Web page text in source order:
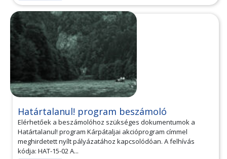
Határtalanul! program beszámoló
Elérhetőek a beszámolóhoz szükséges dokumentumok a
Határtalanul! program Kárpátaljai akcióprogram címmel
meghirdetett nyílt pályázatához kapcsolódóan. A felhívás
kódja: HAT-15-02 A...